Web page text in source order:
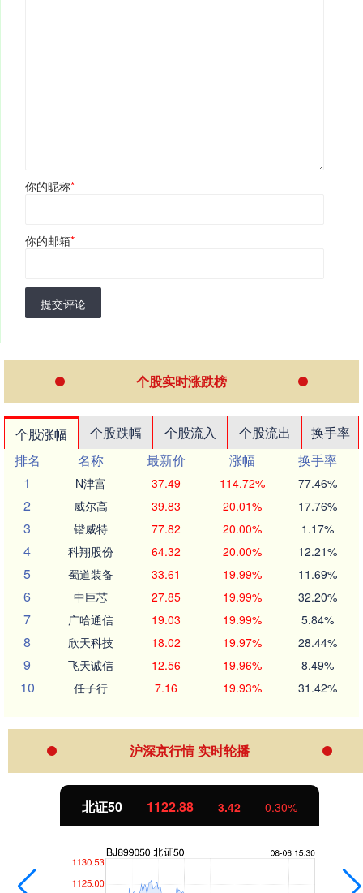
你的昵称*
你的邮箱*
提交评论
个股实时涨跌榜
个股涨幅 个股跌幅 个股流入 个股流出
换手率
排名
名称 最新价 涨幅
换手率
1
N津富 37.49 114.72% 77.46%
2 威尔高 39.83 20.01% 17.76%
3 锴威特 77.82 20.00% 1.17%
4 科翔股份 64.32 20.00% 12.21%
5 蜀道装备 33.61 19.99% 11.69%
6 中巨芯 27.85 19.99% 32.20%
7 广哈通信 19.03 19.99% 5.84%
8 欣天科技 18.02 19.97% 28.44%
9 飞天诚信 12.56 19.96% 8.49%
10 任子行 7.16 19.93% 31.42%
沪深京行情 实时轮播
北证50 1122.88 3.42 0.30%